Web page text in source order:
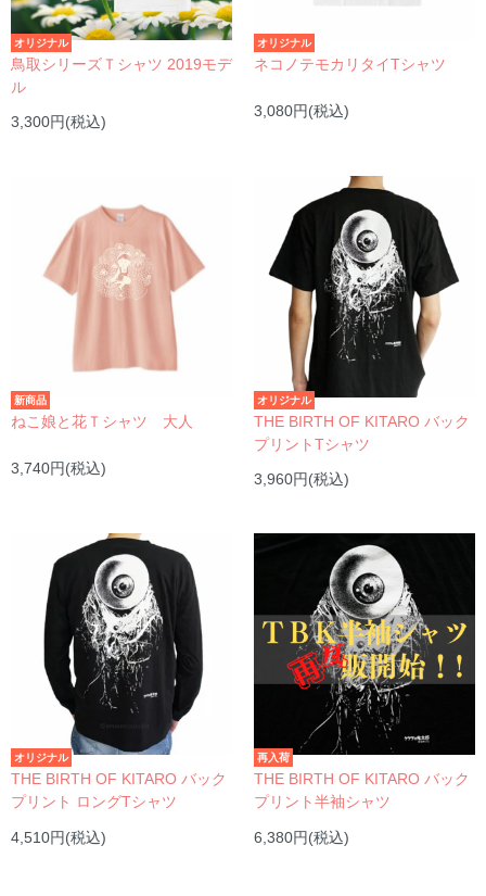
オリジナル
鳥取シリーズＴシャツ 2019モデ
ル
3,300円(税込)
オリジナル
ネコノテモカリタイTシャツ
3,080円(税込)
新商品
ねこ娘と花Ｔシャツ 大人
3,740円(税込)
オリジナル
THE BIRTH OF KITARO バック
プリントTシャツ
3,960円(税込)
オリジナル
THE BIRTH OF KITARO バック
プリント ロングTシャツ
4,510円(税込)
再入荷
THE BIRTH OF KITARO バック
プリント半袖シャツ
6,380円(税込)